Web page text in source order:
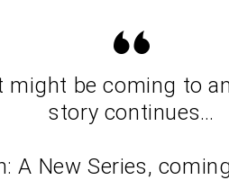
might be coming to
story continues…
A New Series,